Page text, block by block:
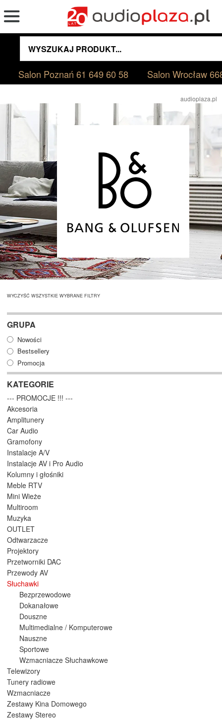
Salon Poznań61 649 60 58 Salon Wrocław
audioplaza.pl
WYCZYŚĆ WSZYSTKIE WYBRANE FILTRY
GRUPA
Nowości
Bestsellery
Promocja
KATEGORIE
--- PROMOCJE !!! ---
Akcesoria
Amplitunery
Car Audio
Gramofony
Instalacje A/V
Instalacje AV i Pro Audio
Kolumny i głośniki
Meble RTV
Mini Wieże
Multiroom
Muzyka
OUTLET
Odtwarzacze
Projektory
Przetworniki DAC
Przewody AV
Słuchawki
Bezprzewodowe
Dokanałowe
Douszne
Multimedialne / Komputerowe
Nauszne
Sportowe
Wzmacniacze Słuchawkowe
Telewizory
Tunery radiowe
Wzmacniacze
Zestawy Kina Domowego
Zestawy Stereo